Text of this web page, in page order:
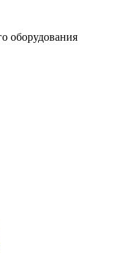
оборудования